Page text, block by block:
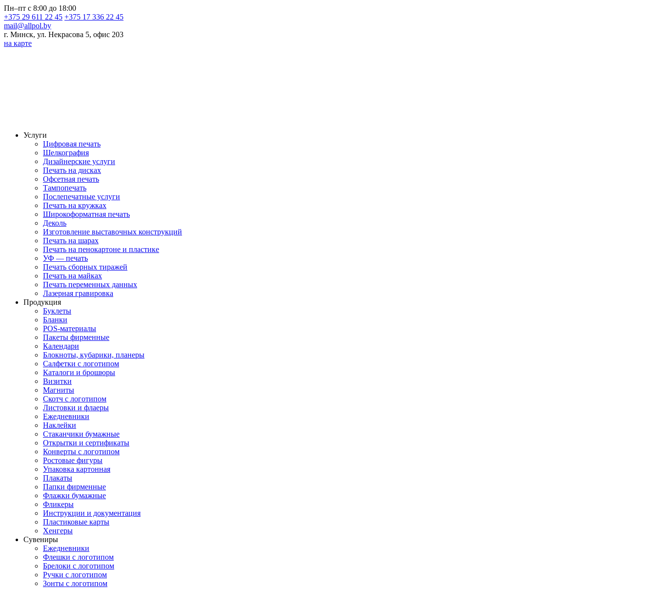
Пн–пт с 8:00 до 18:00
+375 29 611 22 45 +375 17 336 22 45
mail@allpol.by
г. Минск, ул. Некрасова 5, офис 203
на карте
Услуги
Цифровая печать
Шелкография
Дизайнерские услуги
Печать на дисках
Офсетная печать
Тампопечать
Послепечатные услуги
Печать на кружках
Широкоформатная печать
Деколь
Изготовление выставочных конструкций
Печать на шарах
Печать на пенокартоне и пластике
УФ — печать
Печать сборных тиражей
Печать на майках
Печать переменных данных
Лазерная гравировка
Продукция
Буклеты
Бланки
POS-материалы
Пакеты фирменные
Календари
Блокноты, кубарики, планеры
Салфетки с логотипом
Каталоги и брошюры
Визитки
Магниты
Скотч с логотипом
Листовки и флаеры
Ежедневники
Наклейки
Стаканчики бумажные
Открытки и сертификаты
Конверты с логотипом
Ростовые фигуры
Упаковка картонная
Плакаты
Папки фирменные
Флажки бумажные
Фликеры
Инструкции и документация
Пластиковые карты
Хенгеры
Сувениры
Ежедневники
Флешки с логотипом
Брелоки с логотипом
Ручки с логотипом
Зонты с логотипом